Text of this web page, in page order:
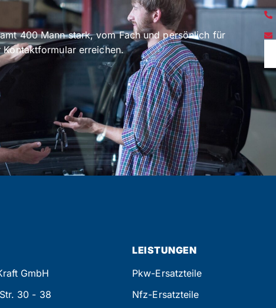
400 Mann stark, vom Fach und persönlich für
Kontaktformular erreichen.
GmbH
30 - 38
LEISTUNGEN
Pkw-Ersatzteile
Nfz-Ersatzteile